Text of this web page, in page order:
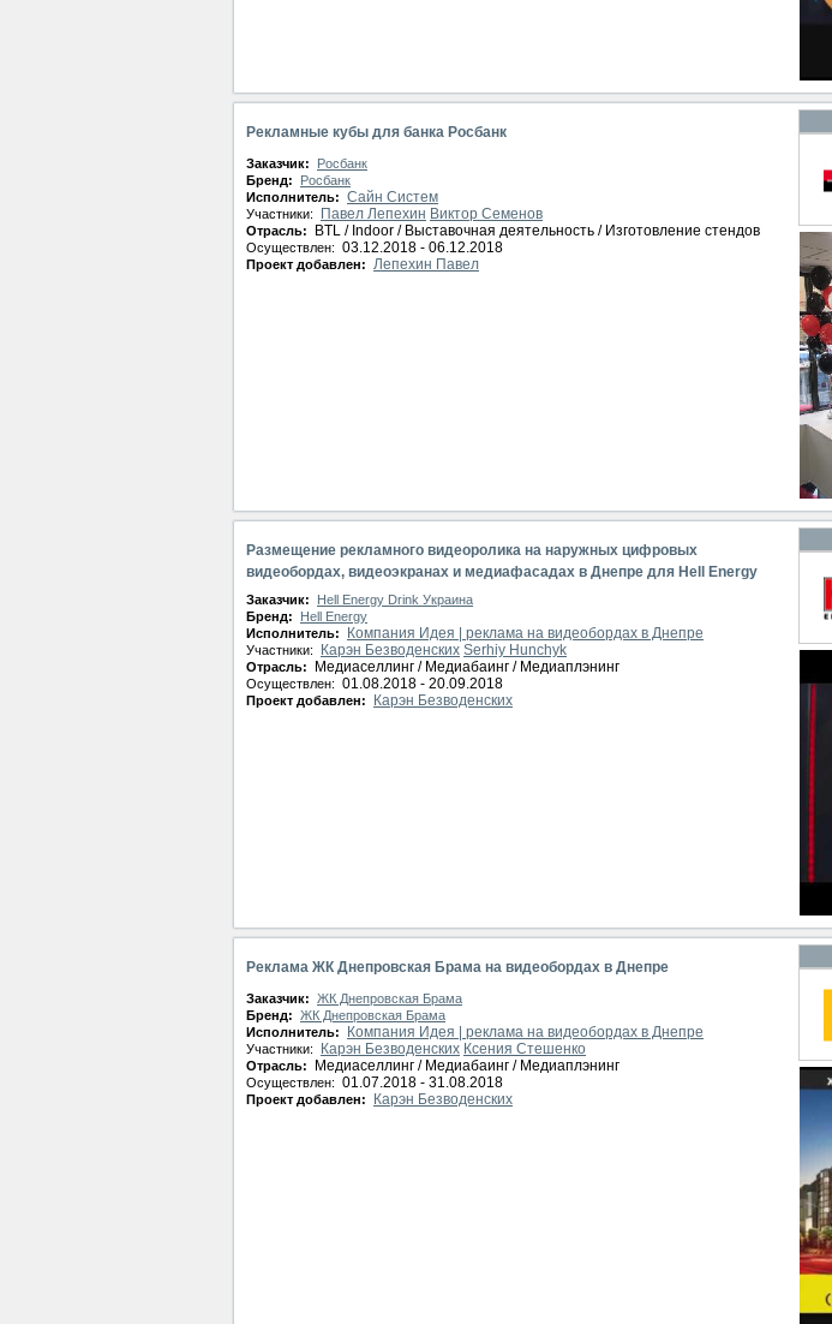
Рекламные кубы для банка Росбанк
Заказчик:
Росбанк
Бренд:
Росбанк
Исполнитель: Сайн Систем
Участники: Павел Лепехин Виктор Семенов
Отрасль: BTL / Indoor / Выставочная деятельность / Изготовление стендов
Осуществлен: 03.12.2018 - 06.12.2018
Проект добавлен: Лепехин Павел
Размещение рекламного видеоролика на наружных цифровых
видеобордах, видеоэкранах и медиафасадах в Днепре для Hell Energy
Drink Украина
Заказчик:
Hell Energy Drink Украина
Бренд:
Hell Energy
Исполнитель:
Компания Идея | реклама на видеобордах в Днепре
Участники: Карэн Безводенских Serhiy Hunchyk
Отрасль: Медиаселлинг / Медиабаинг / Медиаплэнинг
Осуществлен: 01.08.2018 - 20.09.2018
Проект добавлен: Карэн Безводенских
Реклама ЖК Днепровская Брама на видеобордах в Днепре
Заказчик: ЖК Днепровская Брама
Бренд: ЖК Днепровская Брама
Исполнитель:
Компания Идея | реклама на видеобордах в Днепре
Участники: Карэн Безводенских Ксения Стешенко
Отрасль: Медиаселлинг / Медиабаинг / Медиаплэнинг
Осуществлен: 01.07.2018 - 31.08.2018
Проект добавлен: Карэн Безводенских